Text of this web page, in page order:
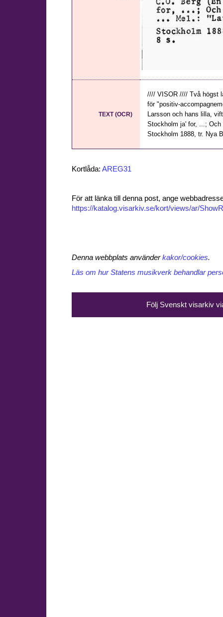
TEXT (OCR)
//// VISOR //// Två högst
för "positiv-
Larsson och hans lilla,
Stockholm ja' for, ...;
Stockholm 1888, tr. Nya
Kortlåda: AREG31
För att länka till denna post, ange
https://katalog.visarkiv.se/kort/views/ar/
Denna webbplats använderkakor/cookies.
Läs om hur Statens musikverk behandlar
Följ Svenskt visarkiv